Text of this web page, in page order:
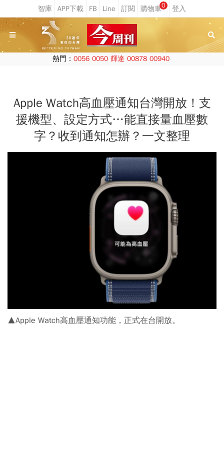
0
熱門： 0056 0050 輝達 00878 00940
Apple Watch高血壓通知台灣開放！支
援機型、設定方式…能直接量血壓數
字？收到通知怎辦？一文整理
▲Apple Watch高血壓通知功能，正式在台開放。